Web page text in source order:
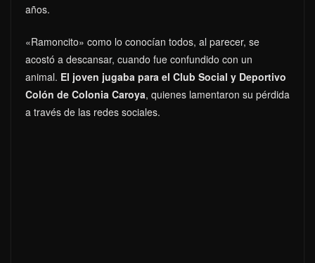
años.
«Ramoncito» como lo conocían todos, al parecer, se
acostó a descansar, cuando fue confundido con un
animal. El joven jugaba para el Club Social y Deportivo
Colón de Colonia Caroya, quienes lamentaron su pérdida
a través de las redes sociales.